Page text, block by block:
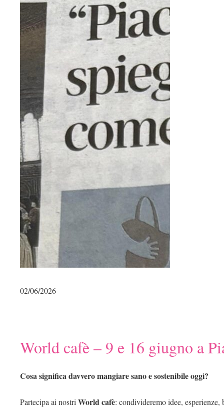
02/06/2026
World cafè – 9 e 16 giugno a
Cosa significa davvero mangiare sano e sostenibile oggi?
Partecipa ai nostri World cafè: condivideremo idee,